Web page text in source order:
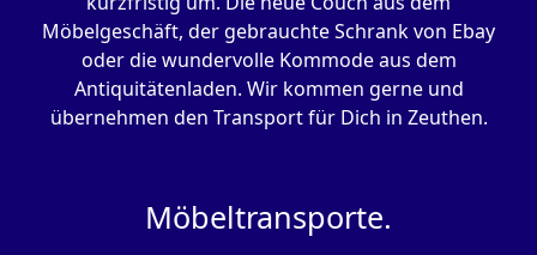
Möbelgeschäft, der gebrauchte Schrank von Ebay
oder die wundervolle Kommode aus dem
Antiquitätenladen. Wir kommen gerne und
übernehmen den Transport für Dich in Zeuthen.
Möbeltransporte.